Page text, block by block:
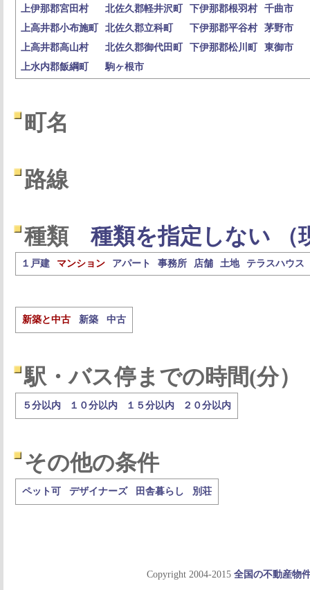
上伊那郡宮田村
北佐久郡軽井沢町 下伊那郡根羽村
千曲市
上高井郡小布施町
北佐久郡立科町 下伊那郡平谷村
茅野市
上高井郡高山村
北佐久郡御代田町 下伊那郡松川町
東御市
上水内郡飯綱町
駒ヶ根市
町名
路線
種類 種類を指定しない （
１戸建 マンション アパート 事務所 店舗 土地 テラスハウス
新築と中古 新築 中古
駅・バス停までの時間(分）
５分以内 １０分以内 １５分以内 ２０分以内
その他の条件
ペット可 デザイナーズ 田舎暮らし 別荘
Copyright 2004-2015 全国の不動産物